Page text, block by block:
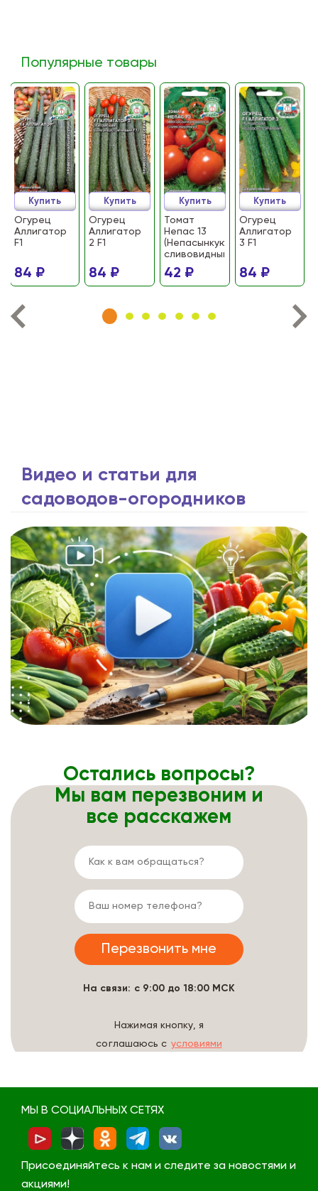
Популярные товары
Огурец
Аллигатор
F1
84 ₽
Купить
Огурец
Аллигатор
2 F1
84 ₽
Купить
Томат
Непас 13
(Непасынкующийся
сливовидный)
42 ₽
Купить
Огурец
Аллигатор
3 F1
84 ₽
Купить
Видео и статьи для
садоводов-огородников
Остались вопросы?
Мы вам перезвоним и
все расскажем
На связи: с 9:00 до 18:00 МСК
Нажимая кнопку, я
соглашаюсь с условиями
МЫ В СОЦИАЛЬНЫХ СЕТЯХ
Присоединяйтесь к нам и следите за новостями и
акциями!